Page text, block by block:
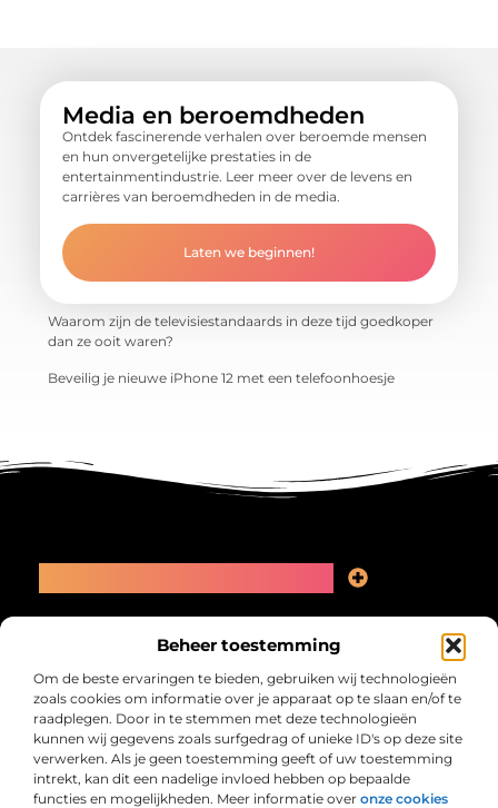
Beheer toestemming
Om de beste ervaringen te bieden, gebruiken wij technologieën
zoals cookies om informatie over je apparaat op te slaan en/of te
raadplegen. Door in te stemmen met deze technologieën
kunnen wij gegevens zoals surfgedrag of unieke ID's op deze site
verwerken. Als je geen toestemming geeft of uw toestemming
intrekt, kan dit een nadelige invloed hebben op bepaalde
functies en mogelijkheden. Meer informatie over onze cookies
Media en beroemdheden
Ontdek fascinerende verhalen over beroemde mensen
en hun onvergetelijke prestaties in de
entertainmentindustrie. Leer meer over de levens en
carrières van beroemdheden in de media.
Laten we beginnen!
Waarom zijn de televisiestandaards in deze tijd goedkoper
dan ze ooit waren?
Beveilig je nieuwe iPhone 12 met een telefoonhoesje